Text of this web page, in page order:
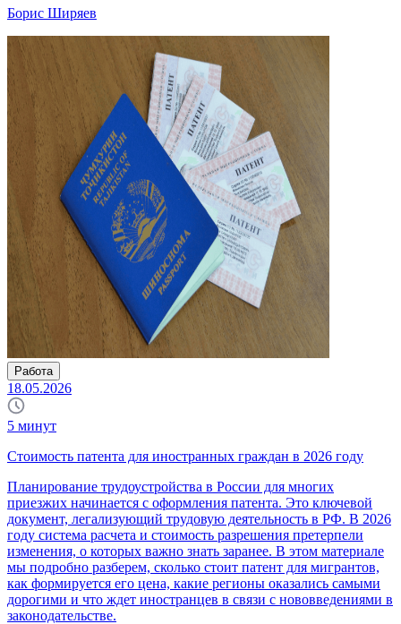
Борис Ширяев
Работа
18.05.2026
5 минут
Стоимость патента для иностранных граждан в 2026 году
Планирование трудоустройства в России для многих
приезжих начинается с оформления патента. Это ключевой
документ, легализующий трудовую деятельность в РФ. В 2026
году система расчета и стоимость разрешения претерпели
изменения, о которых важно знать заранее. В этом материале
мы подробно разберем, сколько стоит патент для мигрантов,
как формируется его цена, какие регионы оказались самыми
дорогими и что ждет иностранцев в связи с нововведениями в
законодательстве.